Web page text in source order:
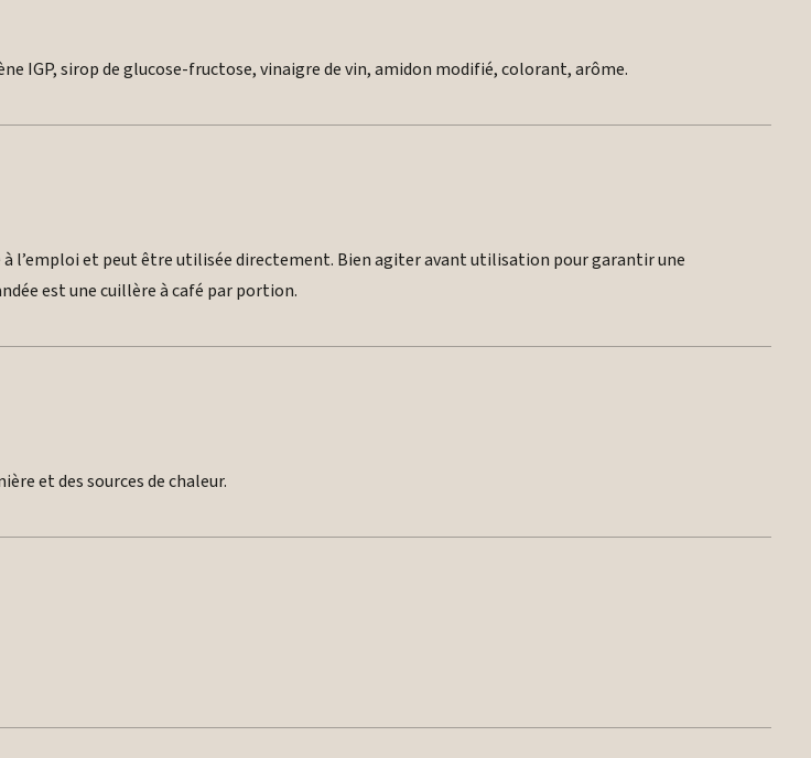
IGP, sirop de glucose-fructose, vinaigre de vin, amidon modifié, colorant, arôme.
à l’emploi et peut être utilisée directement. Bien agiter avant utilisation pour garantir une
est une cuillère à café par portion.
et des sources de chaleur.